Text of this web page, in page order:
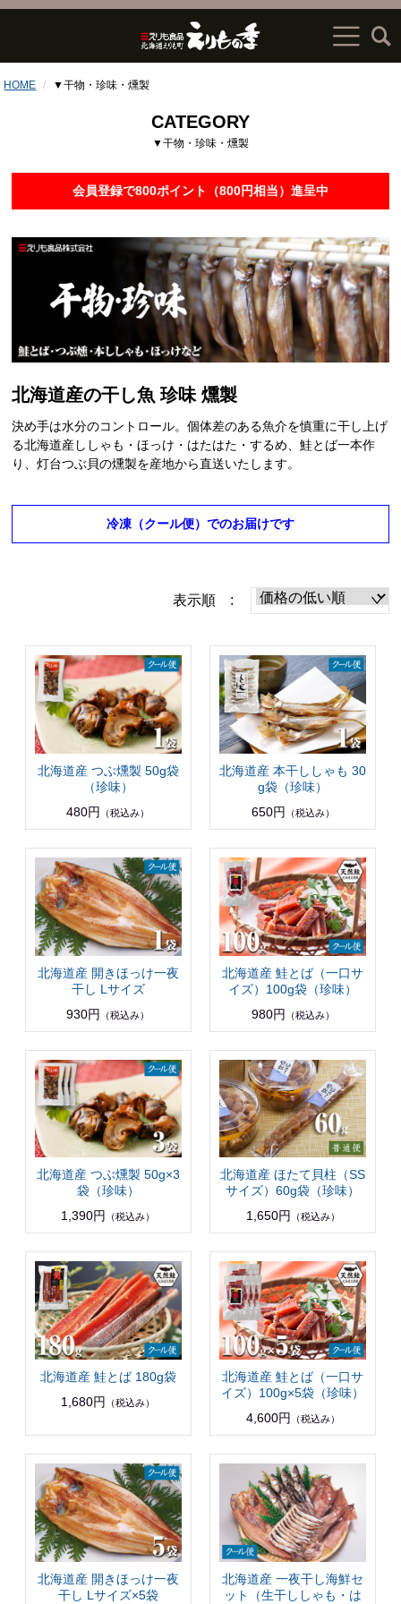
HOME ▼干物・珍味・燻製
CATEGORY
▼干物・珍味・燻製
会員登録で800ポイント（800円相当）進呈中
北海道産の干し魚 珍味 燻製
決め手は水分のコントロール。個体差のある魚介を慎重に干し上げ
る北海道産ししゃも・ほっけ・はたはた・するめ、鮭とば一本作
り、灯台つぶ貝の燻製を産地から直送いたします。
冷凍（クール便）でのお届けです
表示順 :
北海道産 つぶ燻製 50g袋
（珍味）
480円
（税込み）
北海道産 本干ししゃも 30
g袋（珍味）
650円
（税込み）
北海道産 開きほっけ一夜
干し Lサイズ
930円
（税込み）
北海道産 鮭とば（一口サ
イズ）100g袋（珍味）
980円
（税込み）
北海道産 つぶ燻製 50g×3
袋（珍味）
1,390円
（税込み）
北海道産 ほたて貝柱（SS
サイズ）60g袋（珍味）
1,650円
（税込み）
北海道産 鮭とば 180g袋
1,680円
（税込み）
北海道産 鮭とば（一口サ
イズ）100g×5袋（珍味）
4,600円
（税込み）
北海道産 開きほっけ一夜
干し Lサイズ×5袋
北海道産 一夜干し海鮮セ
ット（生干ししゃも・は